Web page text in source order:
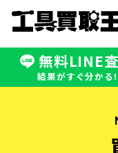
無料LINE
結果がすぐ分かる!
無料LINE
受付：11:00〜19:00 木